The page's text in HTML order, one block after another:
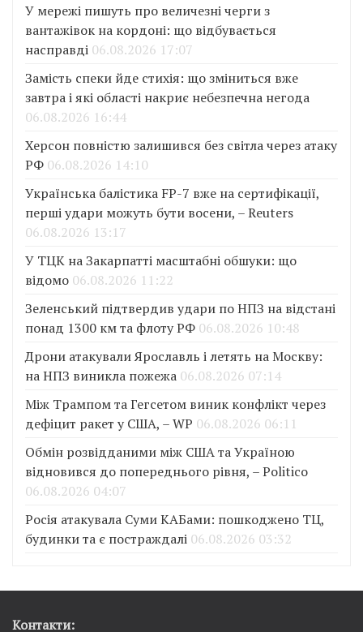
У мережі пишуть про величезні черги з
вантажівок на кордоні: що відбувається
насправді 06.08.2026 17:07
Замість спеки йде стихія: що зміниться вже
завтра і які області накриє небезпечна негода
06.08.2026 16:44
Херсон повністю залишився без світла через атаку
РФ 06.08.2026 14:10
Українська балістика FP-7 вже на сертифікації,
перші удари можуть бути восени, – Reuters
06.08.2026 13:17
У ТЦК на Закарпатті масштабні обшуки: що
відомо 06.08.2026 11:22
Зеленський підтвердив удари по НПЗ на відстані
понад 1300 км та флоту РФ 06.08.2026 10:48
Дрони атакували Ярославль і летять на Москву:
на НПЗ виникла пожежа 06.08.2026 07:14
Між Трампом та Гегсетом виник конфлікт через
дефіцит ракет у США, – WP 06.08.2026 06:11
Обмін розвідданими між США та Україною
відновився до попереднього рівня, – Politico
06.08.2026 04:07
Росія атакувала Суми КАБами: пошкоджено ТЦ,
будинки та є постраждалі 06.08.2026 03:32
Контакти: